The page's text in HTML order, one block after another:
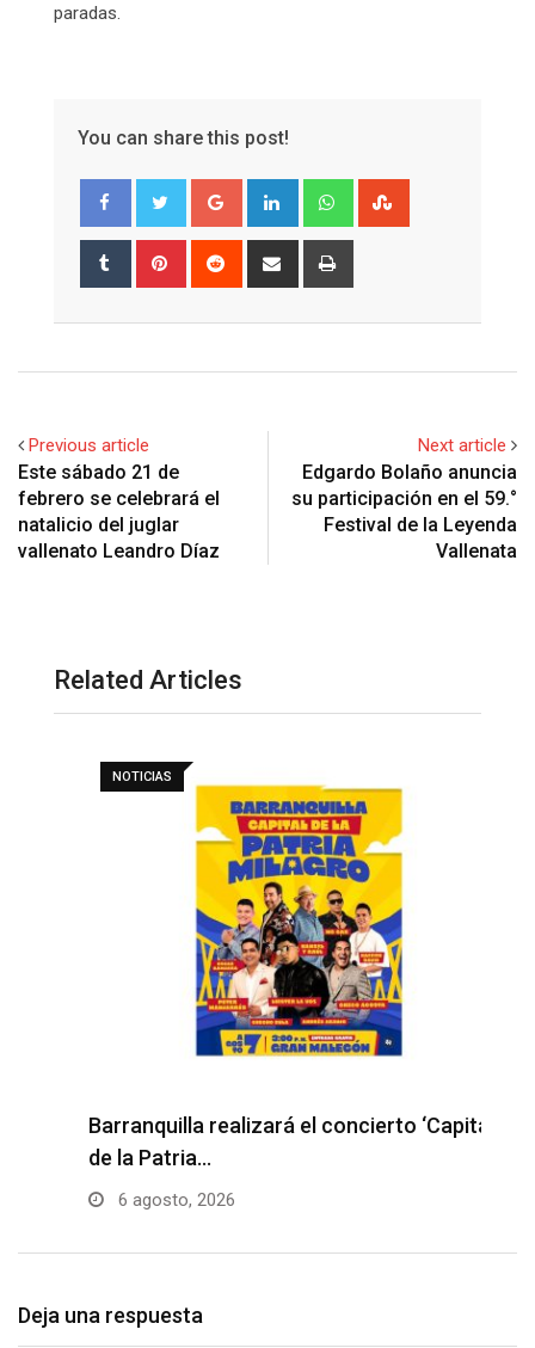
paradas.
You can share this post!
Google+ LinkedIn Whatsapp
Tumblr Pinterest Reddit
Share
Previous article
Este sábado 21 de
febrero se celebrará el
natalicio del juglar
vallenato Leandro Díaz
Next article
Edgardo Bolaño anuncia
su participación en el 59.°
Festival de la Leyenda
Vallenata
Related Articles
NOTICIAS
Barranquilla realizará el concierto ‘Capital
de la Patria…
6 agosto, 2026
Deja una respuesta